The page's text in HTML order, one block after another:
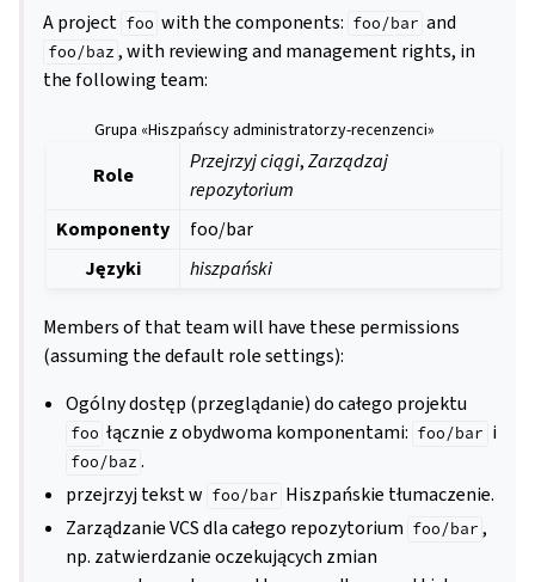
A project foo with the components: foo/bar and
foo/baz , with reviewing and management rights, in
the following team:
Grupa «Hiszpańscy administratorzy-recenzenci»
Role
Przejrzyj ciągi,Zarządzaj
repozytorium
Komponenty
foo/bar
Języki
hiszpański
Members of that team will have these permissions
(assuming the default role settings):
Ogólny dostęp (przeglądanie) do całego projektu
foo łącznie z obydwoma komponentami: foo/bar i
foo/baz .
przejrzyj tekst w foo/bar Hiszpańskie tłumaczenie.
Zarządzanie VCS dla całego repozytorium foo/bar ,
np. zatwierdzanie oczekujących zmian